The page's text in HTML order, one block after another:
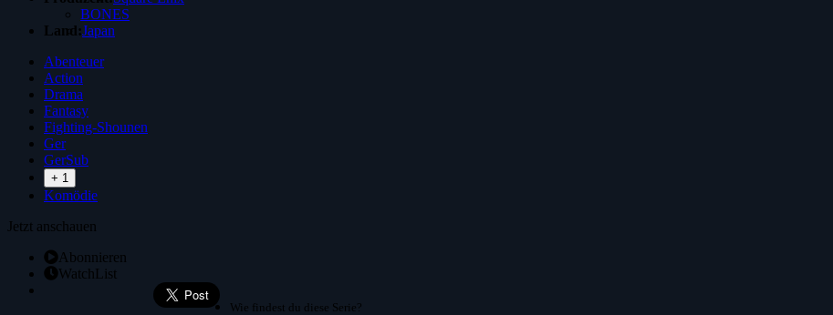
BONES
Land:Japan
Abenteuer
Action
Drama
Fantasy
Fighting-Shounen
Ger
GerSub
+ 1
Komödie
Jetzt anschauen
Abonnieren
WatchList
Wie findest du diese Serie?